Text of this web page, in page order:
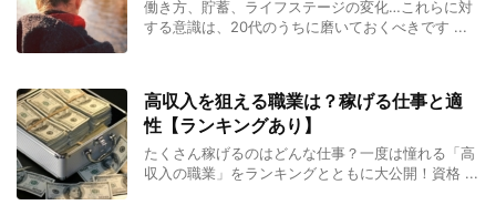
働き方、貯蓄、ライフステージの変化…これらに対
する意識は、20代のうちに磨いておくべきです ...
高収入を狙える職業は？稼げる仕事と適
性【ランキングあり】
たくさん稼げるのはどんな仕事？一度は憧れる「高
収入の職業」をランキングとともに大公開！資格 ...